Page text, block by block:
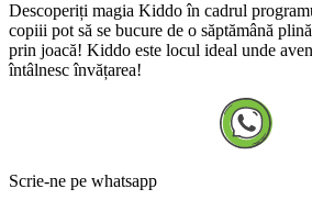
Descoperiți magia Kiddo în cadrul
copiii pot să se bucure de o săptămână
prin joacă! Kiddo este locul ideal unde
întâlnesc învățarea!
Scrie-ne pe whatsapp